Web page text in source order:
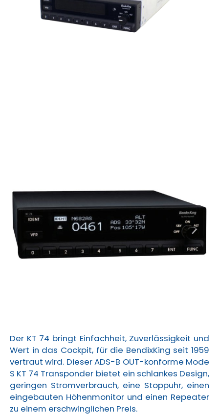
Der KT 74 bringt Einfachheit, Zuverlässigkeit und
Wert in das Cockpit, für die BendixKing seit 1959
vertraut wird. Dieser ADS-B OUT-konforme Mode
S KT 74 Transponder bietet ein schlankes Design,
geringen Stromverbrauch, eine Stoppuhr, einen
eingebauten Höhenmonitor und einen Repeater
zu einem erschwinglichen Preis.